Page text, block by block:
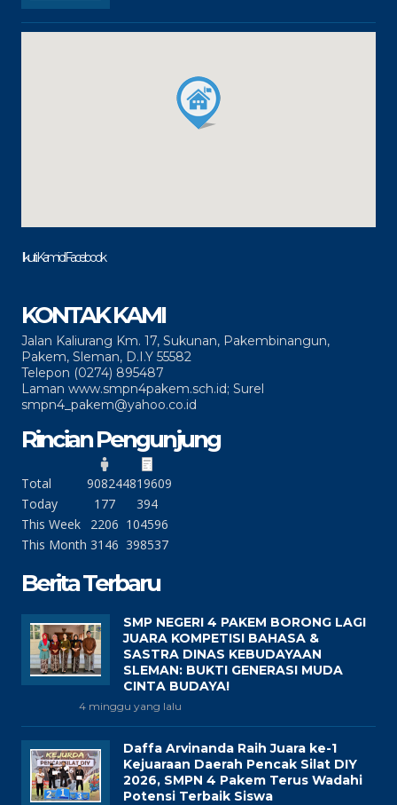
Ikuti Kami di Facebook
KONTAK KAMI
Jalan Kaliurang Km. 17, Sukunan, Pakembinangun,
Pakem, Sleman, D.I.Y 55582
Telepon (0274) 895487
Laman www.smpn4pakem.sch.id; Surel
smpn4_pakem@yahoo.co.id
Rincian Pengunjung
Total 908244819609
Today
177
394
This Week
2206 104596
This Month 3146 398537
Berita Terbaru
SMP NEGERI 4 PAKEM BORONG LAGI
JUARA KOMPETISI BAHASA &
SASTRA DINAS KEBUDAYAAN
SLEMAN: BUKTI GENERASI MUDA
CINTA BUDAYA!
4 minggu yang lalu
Daffa Arvinanda Raih Juara ke-1
Kejuaraan Daerah Pencak Silat DIY
2026, SMPN 4 Pakem Terus Wadahi
Potensi Terbaik Siswa